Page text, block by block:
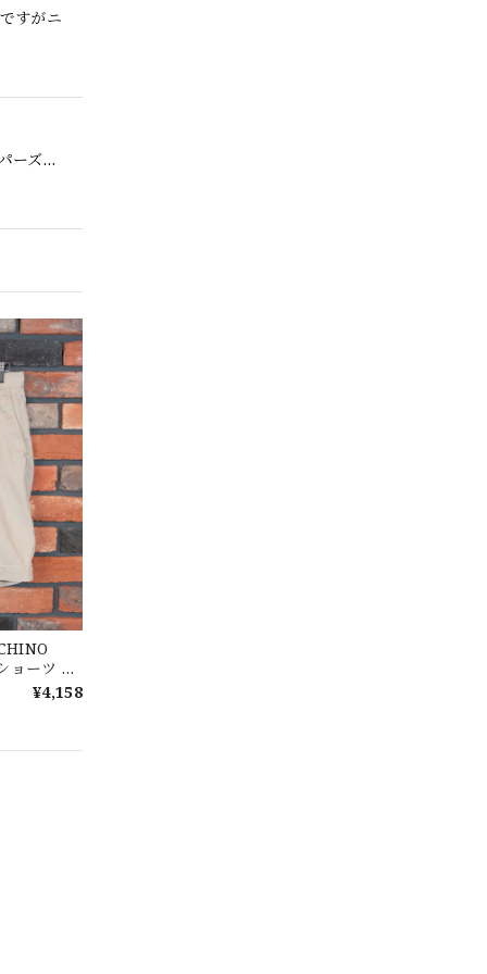
すがニ
【Cooperstown Ball Cap】Made in USA Baseball Cap "1952 BIRMINGHAM BLACK BARONS" 新品 クーパーズタウンボールキャップ バーミングハムブラックバロンズ 6パネル
【Exclusive】Cooperstown Ball Cap × FAR EAST SIGNAL "DSA / NY" D GRAY×WHITE Made in USA 別注 新品 クーパーズタウンボールキャップ 6パネル グレー
No.146
ョーツ シ
ンツ ユー
¥4,158